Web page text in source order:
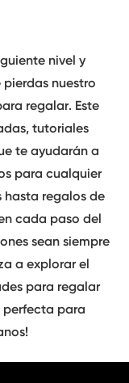
nivel y
nuestro
regalar. Este
tutoriales
te ayudarán a
para cualquier
hasta regalos de
cada paso del
sean siempre
a explorar el
para regalar
perfecta para